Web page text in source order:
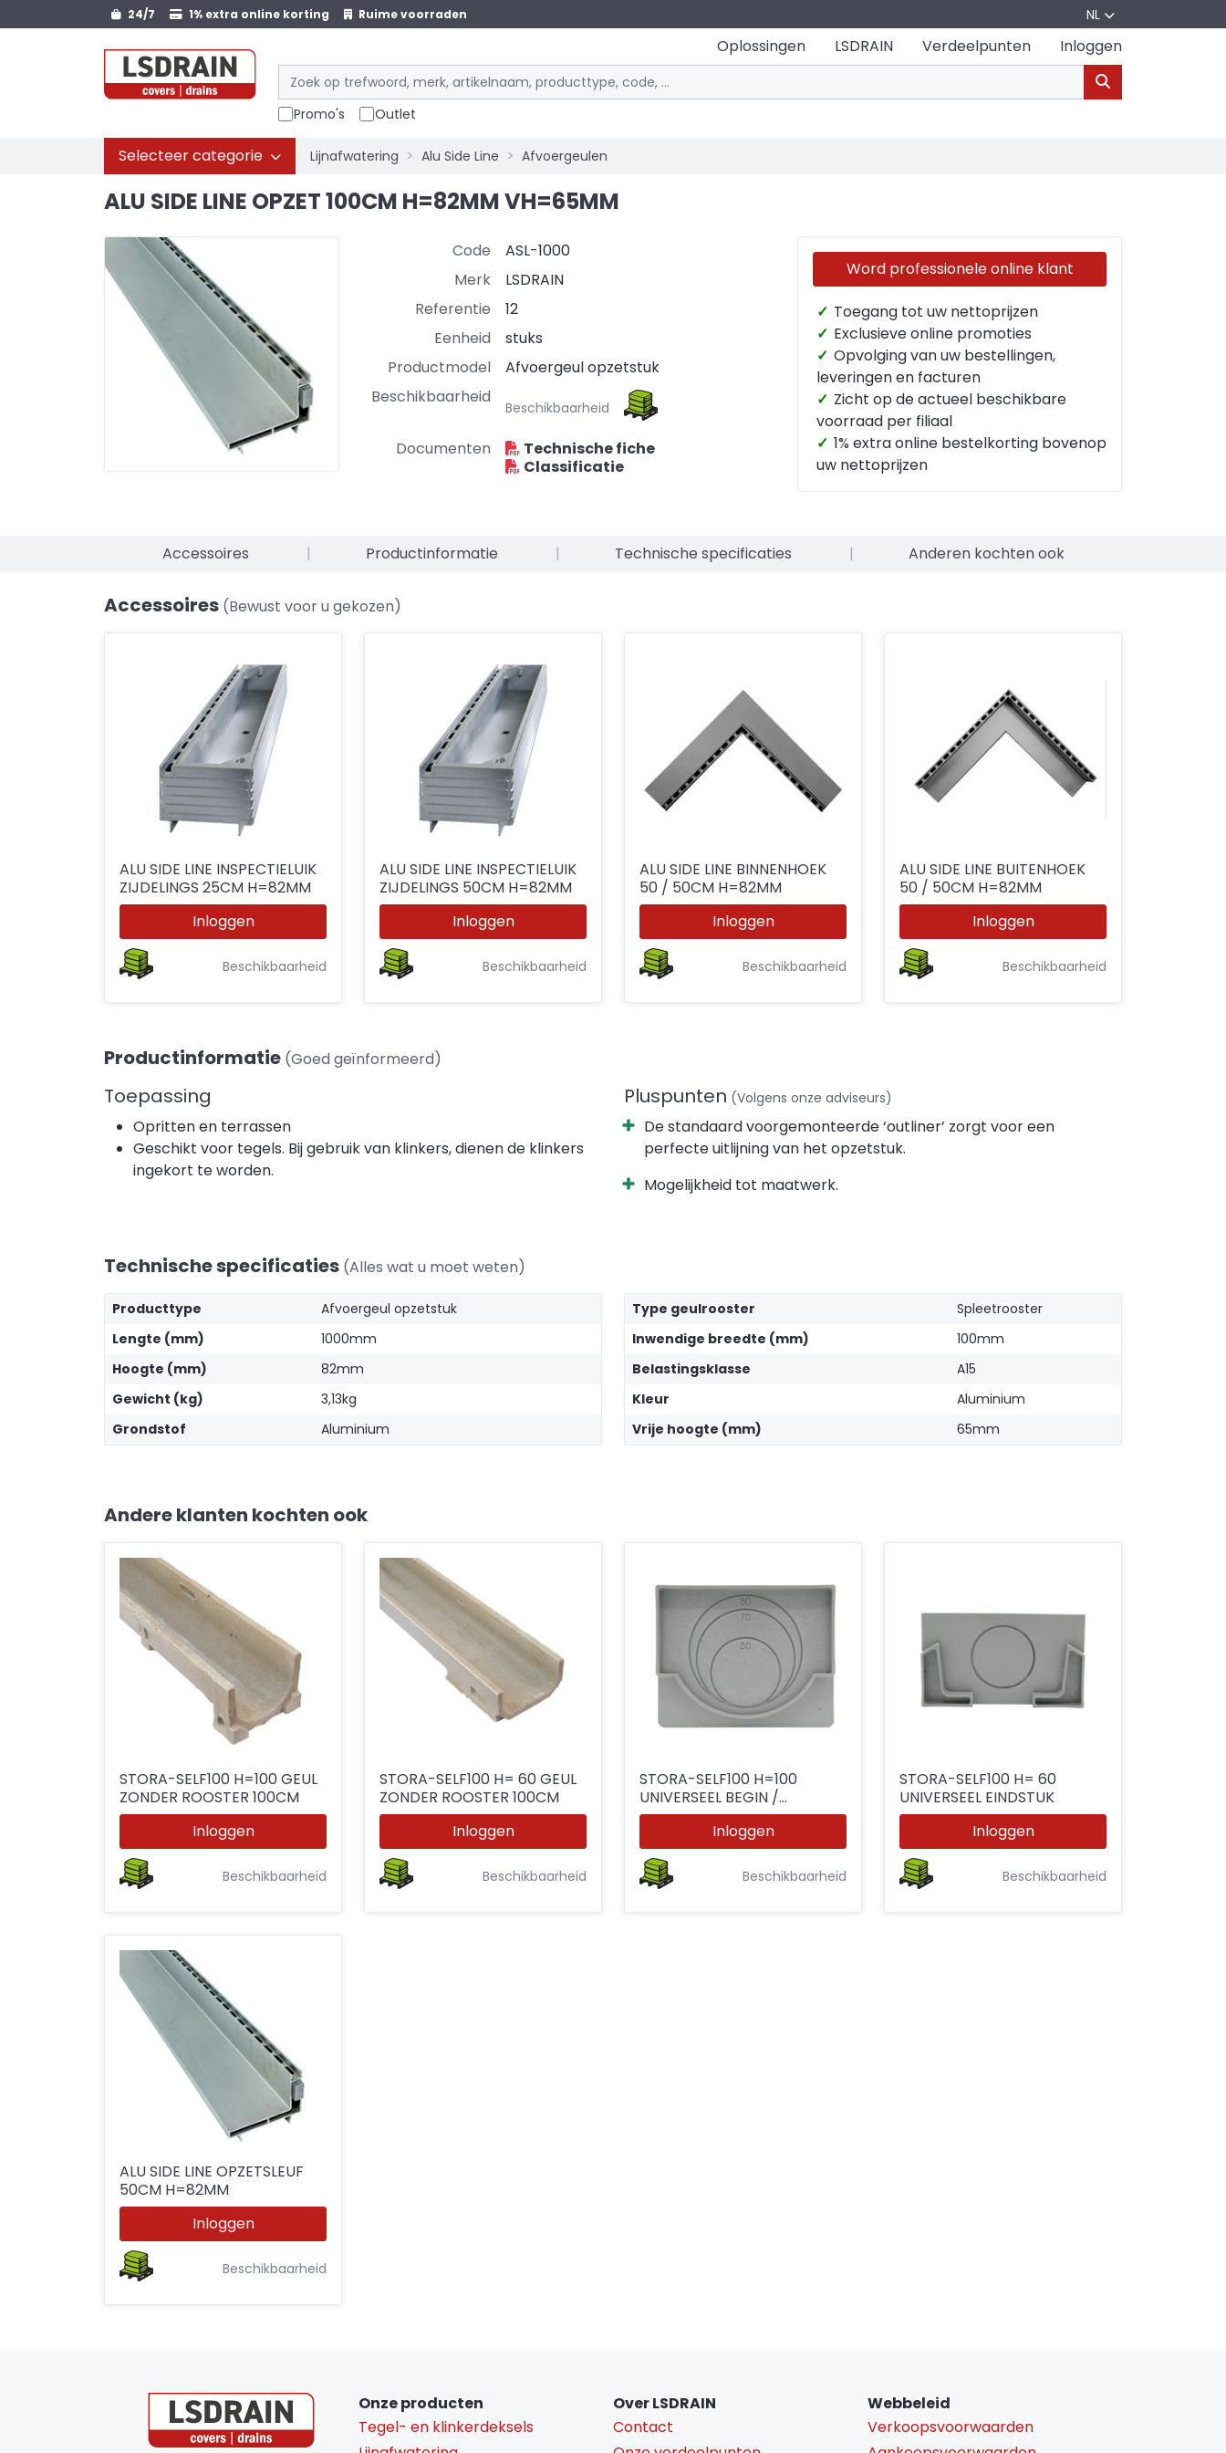
24/7 1% extra online korting Ruime voorraden NL
Oplossingen LSDRAIN Verdeelpunten Inloggen
Promo's Outlet
Selecteer categorie Lijnafwatering Alu Side Line Afvoergeulen
ALU SIDE LINE OPZET 100CM H=82MM VH=65MM
Code
ASL-1000
Merk
LSDRAIN
Referentie
12
Eenheid
stuks
Productmodel
Afvoergeul opzetstuk
Beschikbaarheid
Beschikbaarheid
Documenten
Technische fiche
Classificatie
Word professionele online klant
✓ Toegang tot uw nettoprijzen
✓ Exclusieve online promoties
✓ Opvolging van uw bestellingen,
leveringen en facturen
✓ Zicht op de actueel beschikbare
voorraad per filiaal
✓ 1% extra online bestelkorting bovenop
uw nettoprijzen
Accessoires | Productinformatie | Technische specificaties | Anderen kochten ook
Accessoires (Bewust voor u gekozen)
ALU SIDE LINE INSPECTIELUIK
ZIJDELINGS 25CM H=82MM
Inloggen
Beschikbaarheid
ALU SIDE LINE INSPECTIELUIK
ZIJDELINGS 50CM H=82MM
Inloggen
Beschikbaarheid
ALU SIDE LINE BINNENHOEK
50 / 50CM H=82MM
Inloggen
Beschikbaarheid
ALU SIDE LINE BUITENHOEK
50 / 50CM H=82MM
Inloggen
Beschikbaarheid
Productinformatie (Goed geïnformeerd)
Toepassing
Opritten en terrassen
Geschikt voor tegels. Bij gebruik van klinkers, dienen de klinkers
ingekort te worden.
Pluspunten (Volgens onze adviseurs)
De standaard voorgemonteerde ‘outliner’ zorgt voor een
perfecte uitlijning van het opzetstuk.
Mogelijkheid tot maatwerk.
Technische specificaties (Alles wat u moet weten)
Producttype
Afvoergeul opzetstuk
Lengte (mm)
1000mm
Hoogte (mm)
82mm
Gewicht (kg)
3,13kg
Grondstof
Aluminium
Type geulrooster
Spleetrooster
Inwendige breedte (mm)
100mm
Belastingsklasse
A15
Kleur
Aluminium
Vrije hoogte (mm)
65mm
Andere klanten kochten ook
STORA-SELF100 H=100 GEUL
ZONDER ROOSTER 100CM
Inloggen
Beschikbaarheid
STORA-SELF100 H= 60 GEUL
ZONDER ROOSTER 100CM
Inloggen
Beschikbaarheid
STORA-SELF100 H=100
UNIVERSEEL BEGIN /
EINDSTUK Ø50 / 70 / 80MM
Inloggen
Beschikbaarheid
STORA-SELF100 H= 60
UNIVERSEEL EINDSTUK
Inloggen
Beschikbaarheid
ALU SIDE LINE OPZETSLEUF
50CM H=82MM
Inloggen
Beschikbaarheid
Onze producten
Tegel- en klinkerdeksels
Over LSDRAIN
Contact
Webbeleid
Verkoopsvoorwaarden